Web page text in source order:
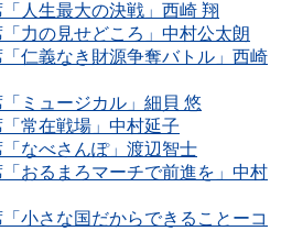
「人生最大の決戦」西崎 翔
「力の見せどころ」中村公太朗
「仁義なき財源争奪バトル」西崎
ミュージカル」細貝 悠
常在戦場」中村延子
「なべさんぽ」渡辺智士
「おるまろマーチで前進を」中村
小さな国だからできることーコ